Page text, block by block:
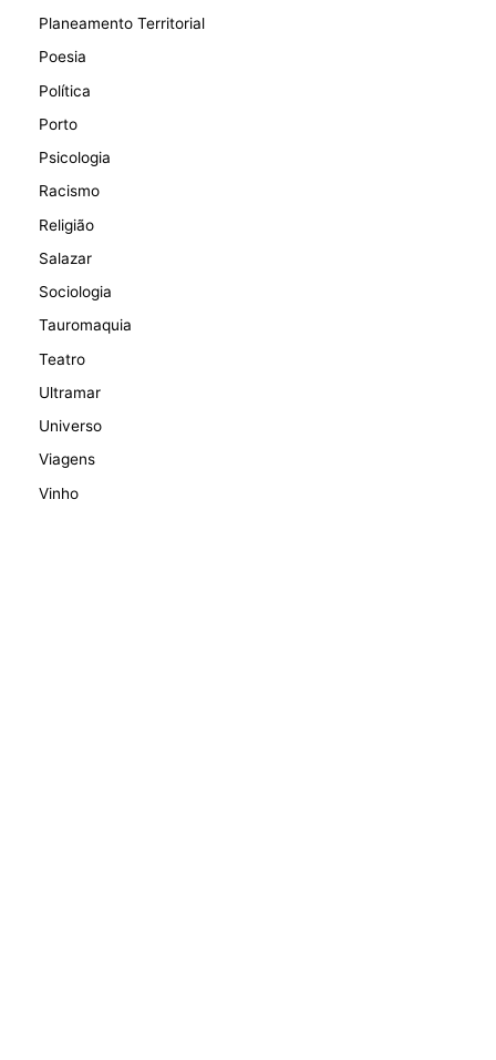
Planeamento Territorial
Poesia
Política
Porto
Psicologia
Racismo
Religião
Salazar
Sociologia
Tauromaquia
Teatro
Ultramar
Universo
Viagens
Vinho